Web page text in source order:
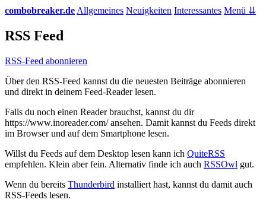
combobreaker.de Allgemeines Neuigkeiten Interessantes Menü ⇊
RSS Feed
RSS-Feed abonnieren
Über den RSS-Feed kannst du die neuesten Beiträge abonnieren
und direkt in deinem Feed-Reader lesen.
Falls du noch einen Reader brauchst, kannst du dir
https://www.inoreader.com/ ansehen. Damit kannst du Feeds direkt
im Browser und auf dem Smartphone lesen.
Willst du Feeds auf dem Desktop lesen kann ich QuiteRSS
empfehlen. Klein aber fein. Alternativ finde ich auch RSSOwl gut.
Wenn du bereits Thunderbird installiert hast, kannst du damit auch
RSS-Feeds lesen.